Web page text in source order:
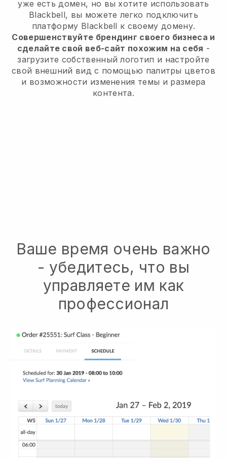
уже есть домен, но вы хотите использовать
Blackbell, вы можете легко подключить
платформу Blackbell к своему домену.
Совершенствуйте брендинг своего бизнеса и
сделайте свой веб-сайт похожим на себя -
загрузите собственный логотип и настройте
свой внешний вид с помощью палитры цветов
и возможности изменения темы и размера
контента.
Ваше время очень важно
- убедитесь, что вы
управляете им как
профессионал